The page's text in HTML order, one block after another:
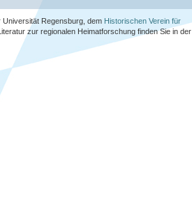
Universität Regensburg, dem Historischen Verein für
zur regionalen Heimatforschung finden Sie in der